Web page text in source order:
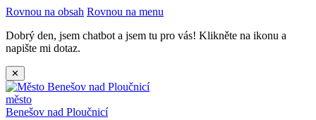
Rovnou na obsah Rovnou na menu
Dobrý den, jsem chatbot a jsem tu pro vás! Klikněte na ikonu a
napište mi dotaz.
✕
město
Benešov nad Ploučnicí